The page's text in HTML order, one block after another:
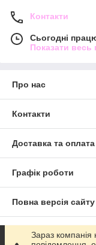
Контакти
Сьогодні
Показати весь
Про нас
Контакти
Доставка та оплата
Графік роботи
Повна версія сайту
Сайт створено на
Зараз